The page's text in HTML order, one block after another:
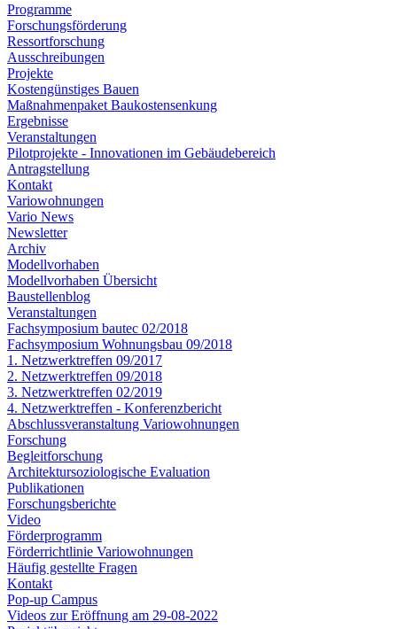
Programme
Forschungsförderung
Ressortforschung
Ausschreibungen
Projekte
Kostengünstiges Bauen
Maßnahmenpaket Baukostensenkung
Ergebnisse
Veranstaltungen
Pilotprojekte - Innovationen im Gebäudebereich
Antragstellung
Kontakt
Variowohnungen
Vario News
Newsletter
Archiv
Modellvorhaben
Modellvorhaben Übersicht
Baustellenblog
Veranstaltungen
Fachsymposium bautec 02/2018
Fachsymposium Wohnungsbau 09/2018
1. Netzwerktreffen 09/2017
2. Netzwerktreffen 09/2018
3. Netzwerktreffen 02/2019
4. Netzwerktreffen - Konferenzbericht
Abschlussveranstaltung Variowohnungen
Forschung
Begleitforschung
Architektursoziologische Evaluation
Publikationen
Forschungsberichte
Video
Förderprogramm
Förderrichtlinie Variowohnungen
Häufig gestellte Fragen
Kontakt
Pop-up Campus
Videos zur Eröffnung am 29-08-2022